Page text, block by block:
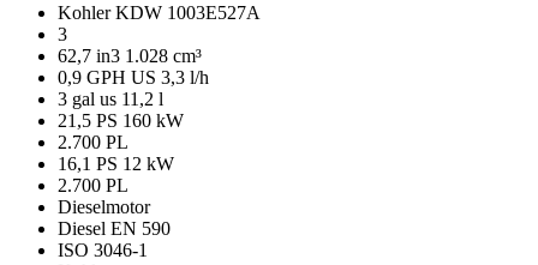
Kohler KDW 1003E527A
3
62,7 in3 1.028 cm³
0,9 GPH US 3,3 l/h
3 gal us 11,2 l
21,5 PS 160 kW
2.700 PL
16,1 PS 12 kW
2.700 PL
Dieselmotor
Diesel EN 590
ISO 3046-1